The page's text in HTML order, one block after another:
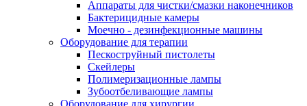
Аппараты для чистки/смазки наконечников
Бактерицидные камеры
Моечно - дезинфекционные машины
Оборудование для терапии
Пескоструйный пистолеты
Скейлеры
Полимеризационные лампы
Зубоотбеливающие лампы
Оборудование для хирургии